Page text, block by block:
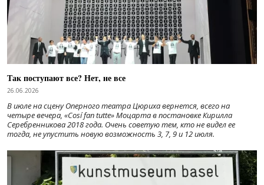
Так поступают все? Нет, не все
26.06.2026
В июле на сцену Оперного театра Цюриха вернется, всего на
четыре вечера, «Cosí fan tutte» Моцарта в постановке Кирилла
Серебренникова 2018 года. Очень советую тем, кто не видел ее
тогда, не упустить новую возможность 3, 7, 9 и 12 июля.